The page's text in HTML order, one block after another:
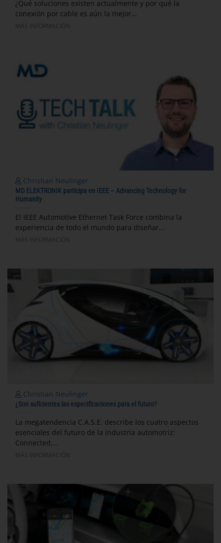
¿Qué soluciones existen actualmente y por qué la
conexión por cable es aún la mejor...
Christian Neulinger
MD ELEKTRONIK participa en IEEE – Advancing Technology for
Humanity
El IEEE Automotive Ethernet Task Force combina la
experiencia de todo el mundo para diseñar...
Christian Neulinger
¿Son suficientes las especificaciones para el futuro?
La megatendencia C.A.S.E. describe los cuatro aspectos
esenciales del futuro de la industria automotriz:
Connected,...